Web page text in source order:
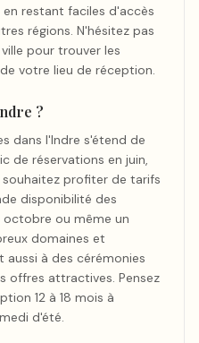
restant faciles d'accès
régions. N'hésitez pas
pour trouver les
votre lieu de réception.
?
dans l'Indre s'étend de
de réservations en juin,
profiter de tarifs
disponibilité des
octobre ou même un
domaines et
aussi à des cérémonies
offres attractives. Pensez
12 à 18 mois à
d'été.